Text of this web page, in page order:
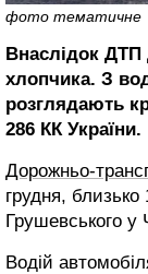
фото тематичне
Внаслідок ДТП
хлопчика. З
розглядають
286 КК України.
Дорожньо-
грудня,
Грушевського у
Водій